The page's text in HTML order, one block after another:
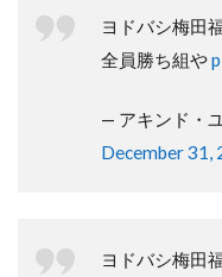
ヨドバシ梅田
全員勝ち組や
— アキンド・
December 31,
ヨドバシ梅田